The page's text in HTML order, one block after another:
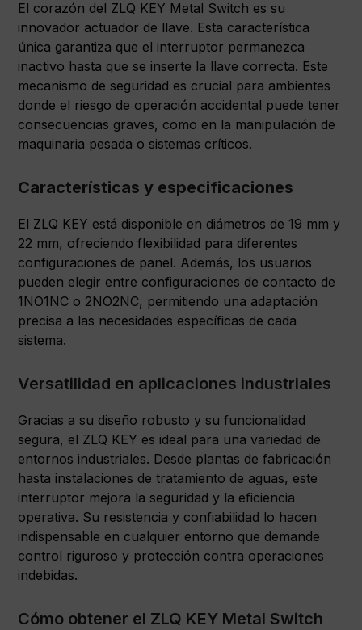
El corazón del ZLQ KEY Metal Switch es su
innovador actuador de llave. Esta característica
única garantiza que el interruptor permanezca
inactivo hasta que se inserte la llave correcta. Este
mecanismo de seguridad es crucial para ambientes
donde el riesgo de operación accidental puede tener
consecuencias graves, como en la manipulación de
maquinaria pesada o sistemas críticos.
Características y especificaciones
El ZLQ KEY está disponible en diámetros de 19 mm y
22 mm, ofreciendo flexibilidad para diferentes
configuraciones de panel. Además, los usuarios
pueden elegir entre configuraciones de contacto de
1NO1NC o 2NO2NC, permitiendo una adaptación
precisa a las necesidades específicas de cada
sistema.
Versatilidad en aplicaciones industriales
Gracias a su diseño robusto y su funcionalidad
segura, el ZLQ KEY es ideal para una variedad de
entornos industriales. Desde plantas de fabricación
hasta instalaciones de tratamiento de aguas, este
interruptor mejora la seguridad y la eficiencia
operativa. Su resistencia y confiabilidad lo hacen
indispensable en cualquier entorno que demande
control riguroso y protección contra operaciones
indebidas.
Cómo obtener el ZLQ KEY Metal Switch